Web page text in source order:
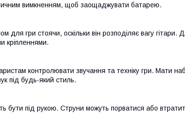
вимкненням, щоб заощаджувати батарею.
для гри стоячи, оскільки він розподіляє вагу гітари.
кріпленнями.
контролювати звучання та техніку гри. Мати
під будь-який стиль.
бути під рукою. Струни можуть порватися або